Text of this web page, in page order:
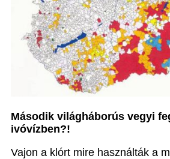
Második világháborús vegyi
ivóvízben?!
Vajon a klórt mire használták a